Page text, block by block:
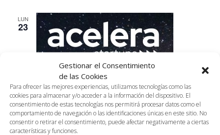
Gestionar el Consentimiento
de las Cookies
Para ofrecer las mejores experiencias, utilizamos tecnologías como las
cookies para almacenar y/o acceder a la información del dispositivo. El
consentimiento de estas tecnologías nos permitirá procesar datos como el
comportamiento de navegación o las identificaciones únicas en este sitio. No
consentir o retirar el consentimiento, puede afectar negativamente a ciertas
características y funciones.
LUN
23
CW: Acelera Startups con Laura Melgar Otero
23 septiembre, 2024 @ 5:00 pm
Coworking, Cuarta PlantaAvenida Louis Pasteur, 47, Málaga,
Málaga, España